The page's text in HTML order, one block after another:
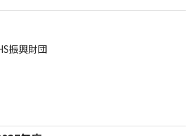
振興財団